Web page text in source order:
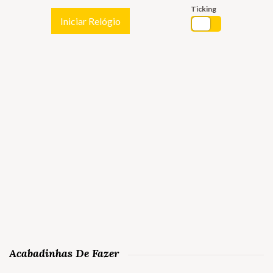
Iniciar Relógio
Ticking
Acabadinhas De Fazer